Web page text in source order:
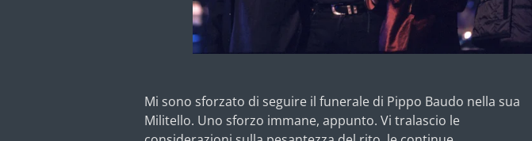
Mi sono sforzato di seguire il funerale di Pippo Baudo nella sua
Militello. Uno sforzo immane, appunto. Vi tralascio le